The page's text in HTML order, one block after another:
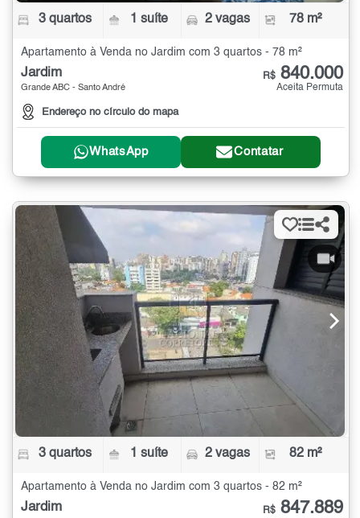
3 quartos 1 suíte 2 vagas 78 m²
Apartamento à Venda no Jardim com 3 quartos - 78 m²
Jardim
Grande ABC - Santo André
Endereço no círculo do mapa
R$ 840.000
Aceita Permuta
WhatsApp Contatar
3 quartos 1 suíte 2 vagas 82 m²
Apartamento à Venda no Jardim com 3 quartos - 82 m²
Jardim R$ 847.889